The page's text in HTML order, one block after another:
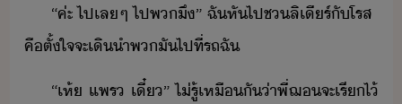
“​ค่ะ​ ​ไป​เล​ๆ​ ​ไป​พ​ึ​”​ ​ฉั​หัไป​ช​ลิ​เีร​์​ั​โรส​ ​
คื​ตั้ใจ​จะ​เิ​ำ​พ​ั​ไป​ที่​รถ​ฉั
“​เห​้​ ​แพร​ ​เี๋​”​ ​ไ่รู้​เหืั​่า​พี่​ฌ​จะ​เรี​ไ้​